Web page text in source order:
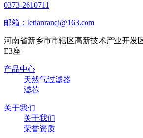
0373-2610711
邮箱：letianranqi@163.com
河南省新乡市市辖区高新技术产业开发
E3座
产品中心
天然气过滤器
滤芯
关于我们
关于我们
荣誉资质